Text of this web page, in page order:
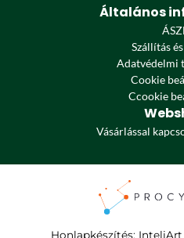
Általános
Szállítás
Adatvédelmi
Cookie
Ccookie
Vásárlással
Honlapkészítés: InteliArt